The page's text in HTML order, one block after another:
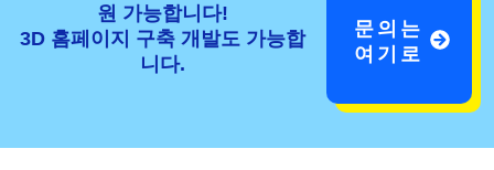
원 가능합니다!
3D 홈페이지 구축 개발도 가능합
니다.
문의는
여기로